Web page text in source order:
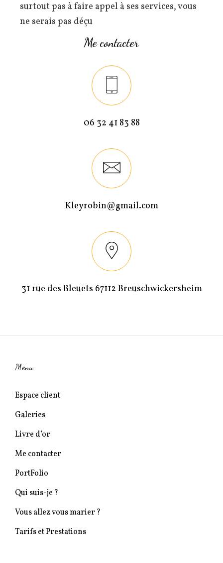
surtout pas à faire appel à ses services, vous
ne serais pas déçu
Me contacter
06 32 41 83 88
Kleyrobin@gmail.com
31 rue des Bleuets 67112 Breuschwickersheim
Menu
Espace client
Galeries
Livre d’or
Me contacter
PortFolio
Qui suis-je ?
Vous allez vous marier ?
Tarifs et Prestations